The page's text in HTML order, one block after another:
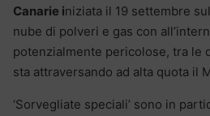
Canarie iniziata il 19 settembre
nube di polveri e gas con
potenzialmente pericolose, tra le
sta attraversando ad alta quota il
‘Sorvegliate speciali’ sono in